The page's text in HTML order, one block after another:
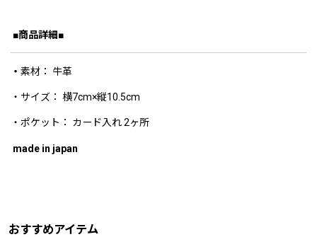
■商品詳細■
・ 素材： 牛革
・サイズ： 横7cm×縦10.5cm
・ポケット： カード入れ 2ヶ所
made in japan
おすすめアイテム